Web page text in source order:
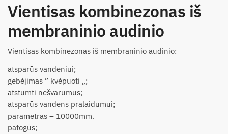
Vientisas kombinezonas iš
membraninio audinio
Vientisas kombinezonas iš membraninio audinio:
atsparūs vandeniui;
gebėjimas ” kvėpuoti „;
atstumti nešvarumus;
atsparūs vandens pralaidumui;
parametras – 10000mm.
patogūs;